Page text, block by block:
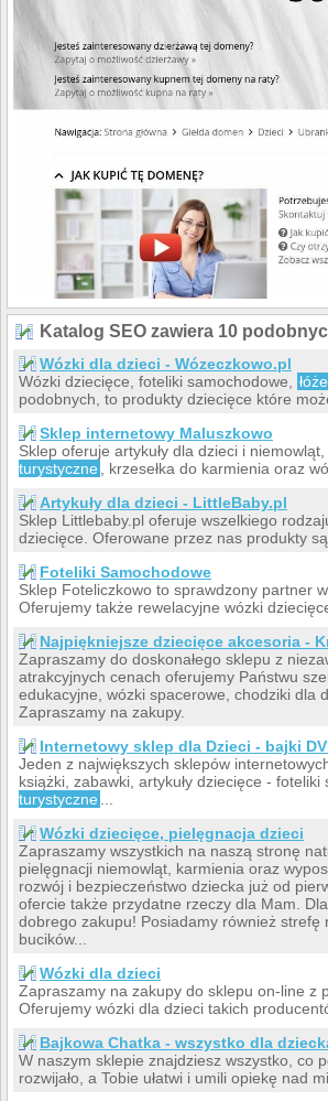
Katalog SEO zawiera 10
Wózki dla dzieci - Wózeczkowo.pl
Wózki dziecięce, foteliki samochodowe,
podobnych, to produkty dziecięce które
Sklep internetowy Maluszkowo
Sklep oferuje artykuły dla dzieci i
turystyczne
, krzesełka do karmienia oraz
Artykuły dla dzieci - LittleBaby.pl
Sklep Littlebaby.pl oferuje wszelkiego
dziecięce. Oferowane przez nas produkty
Foteliki Samochodowe
Sklep Foteliczkowo to sprawdzony partner
Oferujemy także rewelacyjne wózki
Najpiękniejsze dziecięce akcesoria -
Zapraszamy do doskonałego sklepu z
atrakcyjnych cenach oferujemy Państwu
edukacyjne, wózki spacerowe, chodziki dla
Zapraszamy na zakupy.
Internetowy sklep dla Dzieci - bajki
Jeden z największych sklepów
książki, zabawki, artykuły dziecięce -
turystyczne
Wózki dziecięce, pielęgnacja dzieci
Zapraszamy wszystkich na naszą stronę
pielęgnacji niemowląt, karmienia oraz
rozwój i bezpieczeństwo dziecka już od
ofercie także przydatne rzeczy dla Mam.
dobrego zakupu! Posiadamy również
bucików...
Wózki dla dzieci
Zapraszamy na zakupy do sklepu on-line z
Oferujemy wózki dla dzieci takich
Bajkowa Chatka - wszystko dla
W naszym sklepie znajdziesz wszystko, co
rozwijało, a Tobie ułatwi i umili opiekę nad